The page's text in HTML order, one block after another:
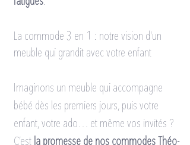
La commode 3 en 1 : notre vision d’un
meuble qui grandit avec votre enfant
Imaginons un meuble qui accompagne
bébé dès les premiers jours, puis votre
enfant, votre ado… et même vos invités ?
C’est la promesse de nos commodes Théo-